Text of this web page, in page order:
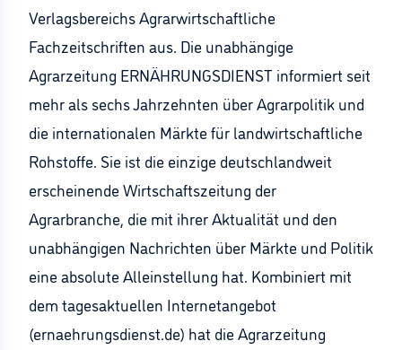
Verlagsbereichs Agrarwirtschaftliche
Fachzeitschriften aus. Die unabhängige
Agrarzeitung ERNÄHRUNGSDIENST informiert seit
mehr als sechs Jahrzehnten über Agrarpolitik und
die internationalen Märkte für landwirtschaftliche
Rohstoffe. Sie ist die einzige deutschlandweit
erscheinende Wirtschaftszeitung der
Agrarbranche, die mit ihrer Aktualität und den
unabhängigen Nachrichten über Märkte und Politik
eine absolute Alleinstellung hat. Kombiniert mit
dem tagesaktuellen Internetangebot
(ernaehrungsdienst.de) hat die Agrarzeitung